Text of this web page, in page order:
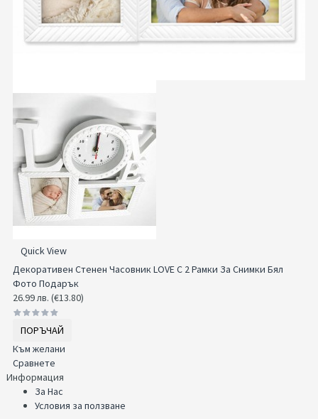
Quick View
Декоративен Стенен Часовник LOVE С 2 Рамки За Снимки Бял
Фото Подарък
26.99 лв. (€13.80)
ПОРЪЧАЙ
Към желани
Сравнете
Информация
За Нас
Условия за ползване